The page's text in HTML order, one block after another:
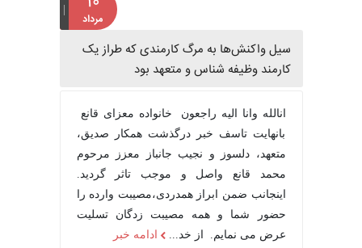
مرداد
سیل واکنش‌ها به مرگ کارمندی که طراز یک
کارمند وظیفه شناس و متعهد بود
انالله وانا الیه راجعون خانواده معزای قانع
بانهایت تاسف خبر درگذشت همکار صدیق،
متعهد، دلسوز و نجیب جانباز معزز مرحوم
محمد قانع واصل و موجب تاثر گردید.
اینجانب ضمن ابراز همدردی،مصیبت وارده را
حضور شما و همه مصیبت زدگان تسلیت
عرض می نمایم. از خد...
ادامه خبر